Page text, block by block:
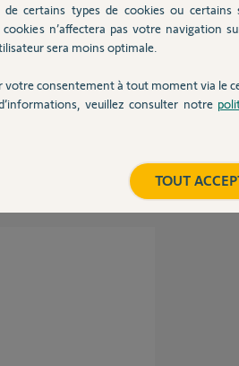
certains types de cookies ou certains
n’affectera pas votre navigation
sera moins optimale.
votre consentement à tout moment via le
veuillez consulter notre
TOUT